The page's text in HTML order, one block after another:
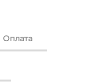
Оплата